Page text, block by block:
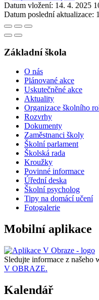
Datum vložení: 14. 4. 2025
Datum poslední aktualizace:
Základní škola
O nás
Plánované akce
Uskutečněné akce
Aktuality
Organizace školního
Rozvrhy
Dokumenty
Zaměstnanci školy
Školní parlament
Školská rada
Kroužky
Povinné informace
Úřední deska
Školní psycholog
Tipy na domácí učení
Fotogalerie
Mobilní aplikace
Sledujte informace z našeho
V OBRAZE.
Kalendář